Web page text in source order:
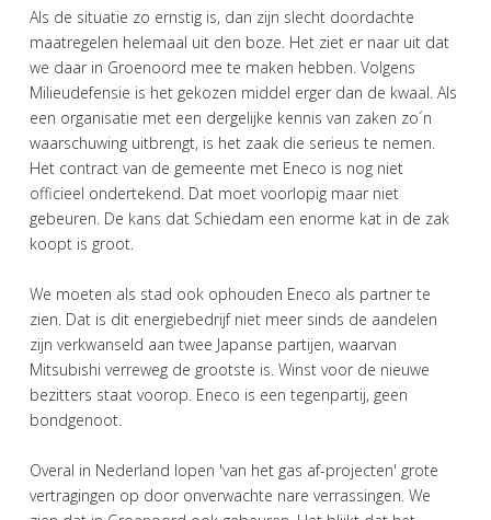
Als de situatie zo ernstig is, dan zijn slecht doordachte
maatregelen helemaal uit den boze. Het ziet er naar uit dat
we daar in Groenoord mee te maken hebben. Volgens
Milieudefensie is het gekozen middel erger dan de kwaal. Als
een organisatie met een dergelijke kennis van zaken zo´n
waarschuwing uitbrengt, is het zaak die serieus te nemen.
Het contract van de gemeente met Eneco is nog niet
officieel ondertekend. Dat moet voorlopig maar niet
gebeuren. De kans dat Schiedam een enorme kat in de zak
koopt is groot.
We moeten als stad ook ophouden Eneco als partner te
zien. Dat is dit energiebedrijf niet meer sinds de aandelen
zijn verkwanseld aan twee Japanse partijen, waarvan
Mitsubishi verreweg de grootste is. Winst voor de nieuwe
bezitters staat voorop. Eneco is een tegenpartij, geen
bondgenoot.
Overal in Nederland lopen 'van het gas af-projecten' grote
vertragingen op door onverwachte nare verrassingen. We